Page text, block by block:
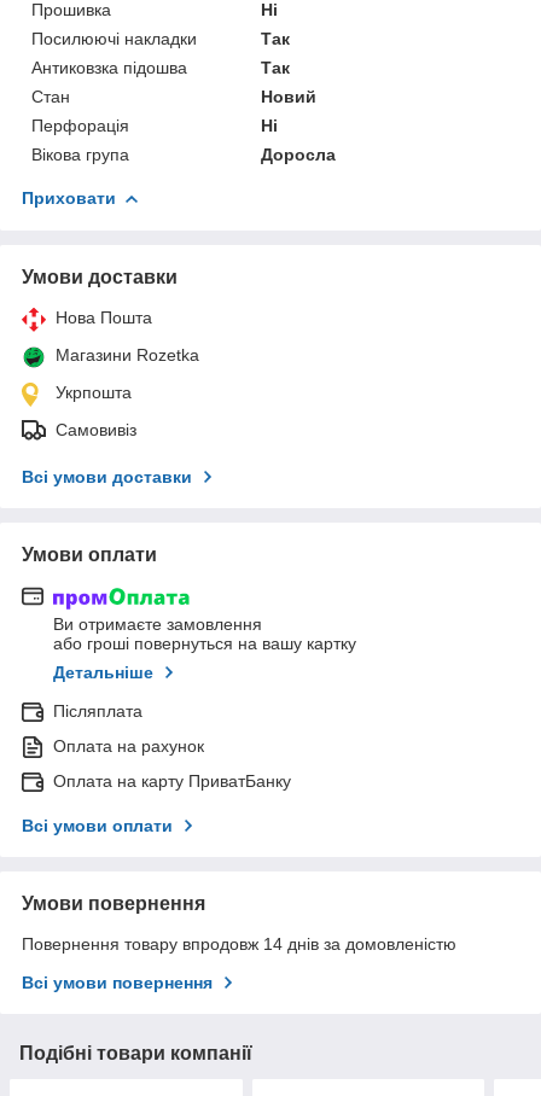
Прошивка
Ні
Посилюючі накладки
Так
Антиковзка підошва
Так
Стан
Новий
Перфорація
Ні
Вікова група
Доросла
Приховати
Умови доставки
Нова Пошта
Магазини Rozetka
Укрпошта
Самовивіз
Всі умови доставки
Умови оплати
Ви отримаєте замовлення
або гроші повернуться на вашу картку
Детальніше
Післяплата
Оплата на рахунок
Оплата на карту ПриватБанку
Всі умови оплати
Умови повернення
Повернення товару впродовж 14 днів за домовленістю
Всі умови повернення
Подібні товари компанії